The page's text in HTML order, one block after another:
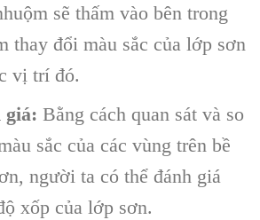
sẽ thấm vào bên trong
thay đổi màu sắc của lớp sơn
vị trí đó.
giá: Bằng cách quan sát và so
sắc của các vùng trên bề
người ta có thể đánh giá
xốp của lớp sơn.